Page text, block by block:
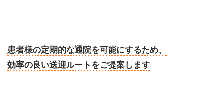
患者様の定期的な通院を可能にするため、
効率の良い送迎ルートをご提案します